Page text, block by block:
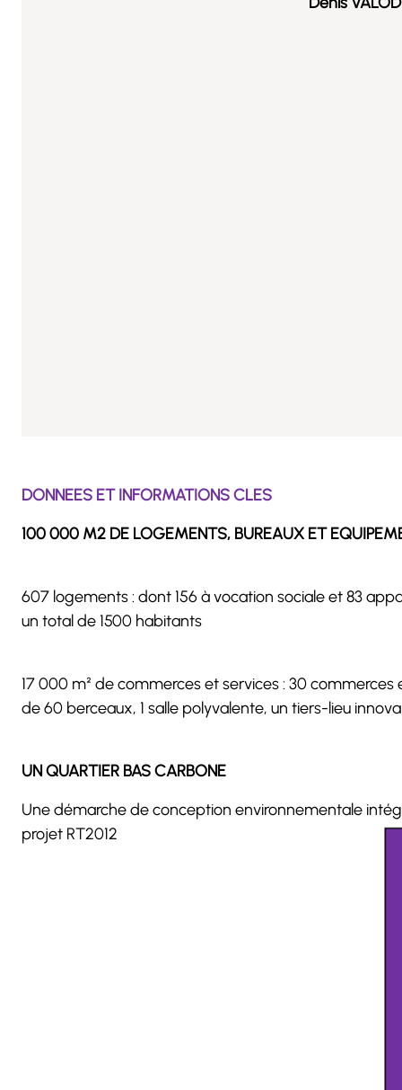
DONNEES ET INFORMATIONS CLES
100 000 M2 DE LOGEMENTS, BUREAUX ET
607 logements : dont 156 à vocation sociale et 83
un total de 1500 habitants
17 000 m² de commerces et services : 30 commerces
de 60 berceaux, 1 salle polyvalente, un tiers-lieu
UN QUARTIER BAS CARBONE
Une démarche de conception environnementale
projet RT2012